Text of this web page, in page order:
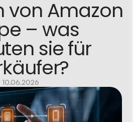
von Amazon
– was
sie für
10.06.2026